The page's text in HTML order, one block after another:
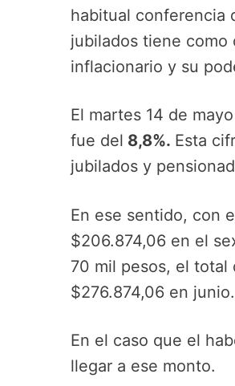
habitual conferencia
jubilados tiene como
inflacionario y su
El martes 14 de
fue del 8,8%. Esta
jubilados y
En ese sentido, con
$206.874,06 en el
70 mil pesos, el total
$276.874,06 en junio.
En el caso que el
llegar a ese monto.